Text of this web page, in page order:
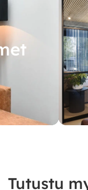
Tutustu